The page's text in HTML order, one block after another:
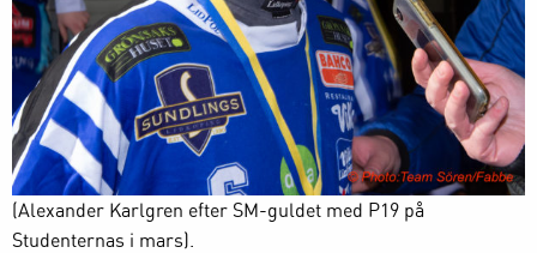
(Alexander Karlgren efter SM-guldet med P19 på
Studenternas i mars).